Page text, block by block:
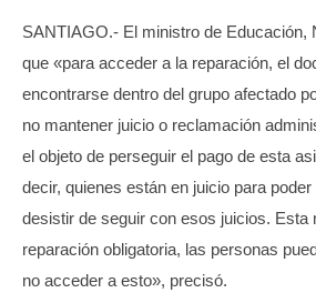
SANTIAGO.- El ministro de Educación,
que «para acceder a la reparación, el
encontrarse dentro del grupo afectado
no mantener juicio o reclamación
el objeto de perseguir el pago de esta
decir, quienes están en juicio para
desistir de seguir con esos juicios. Esta
reparación obligatoria, las personas
no acceder a esto», precisó.